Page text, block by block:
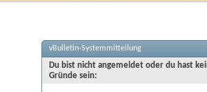
vBulletin-Systemmitteilung
Du bist nicht angemeldet oder du hast
Gründe sein: